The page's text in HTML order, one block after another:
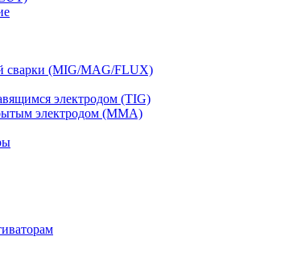
сварки (MIG/MAG/FLUX)
электродом (TIG)
электродом (MMA)